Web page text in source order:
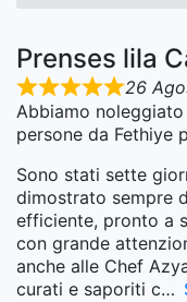
Prenses lila
26
Abbiamo
persone da Fethiye
Sono stati sette
dimostrato sempre
efficiente, pronto a
con grande
anche alle Chef
curati e saporiti c